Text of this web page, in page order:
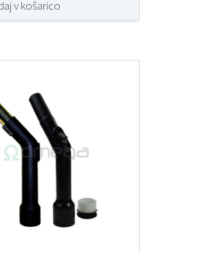
v košarico